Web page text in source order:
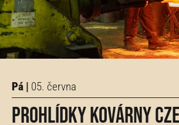
Pá | 05. června
Prohlídky kovárny